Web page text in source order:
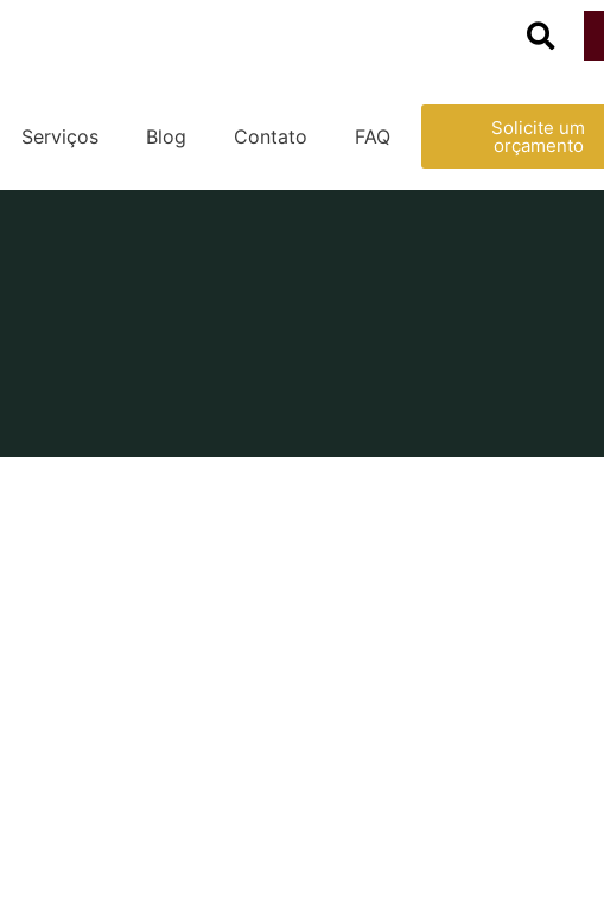
Serviços Blog Contato FAQ Solicite um
orçamento